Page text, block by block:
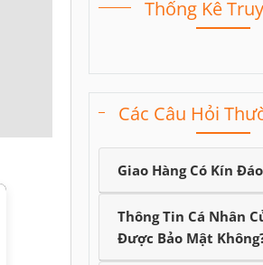
Thống Kê
Các Câu Hỏi
Giao Hàng Có Kín
Thông Tin Cá Nhân
Được Bảo Mật